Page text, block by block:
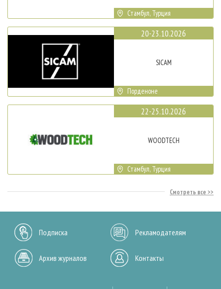
Стамбул, Турция
20-23.10.2026
SICAM
Порденоне
22-25.10.2026
WOODTECH
Стамбул, Турция
Смотреть все
Подписка Рекламодателям
Архив журналов Контакты